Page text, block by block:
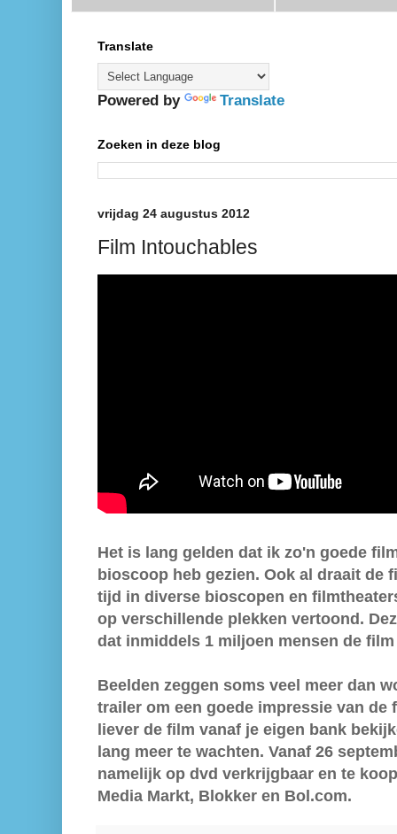
Translate
Powered by Translate
Zoeken in deze blog
vrijdag 24 augustus 2012
Film Intouchables
Het is lang gelden dat ik zo'n goede
bioscoop heb gezien. Ook al draait de
tijd in diverse bioscopen en
op verschillende plekken vertoond.
dat inmiddels 1 miljoen mensen de
Beelden zeggen soms veel meer dan
trailer om een goede impressie van de
liever de film vanaf je eigen bank
lang meer te wachten. Vanaf 26
namelijk op dvd verkrijgbaar en te
Media Markt, Blokker en Bol.com.